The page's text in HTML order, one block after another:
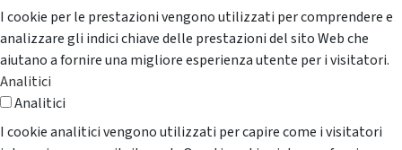
I cookie per le prestazioni vengono utilizzati per comprendere e
analizzare gli indici chiave delle prestazioni del sito Web che
aiutano a fornire una migliore esperienza utente per i visitatori.
Analitici
Analitici
I cookie analitici vengono utilizzati per capire come i visitatori